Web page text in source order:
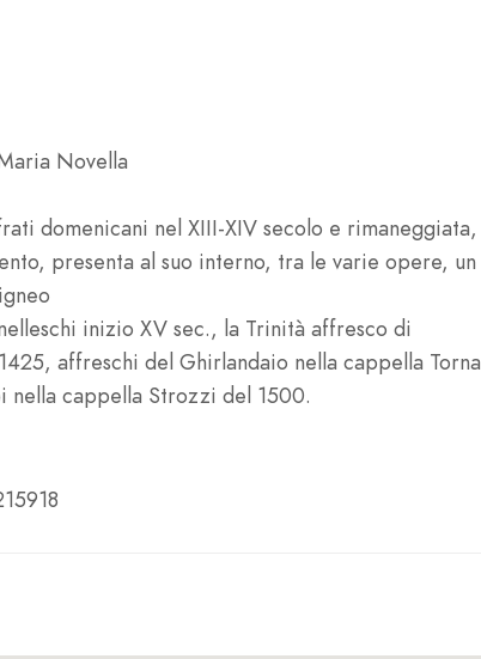
Novella
domenicani nel XIII-XIV secolo e
presenta al suo interno, tra le varie opere,
inizio XV sec., la Trinità affresco di
affreschi del Ghirlandaio nella cappella
nella cappella Strozzi del 1500.